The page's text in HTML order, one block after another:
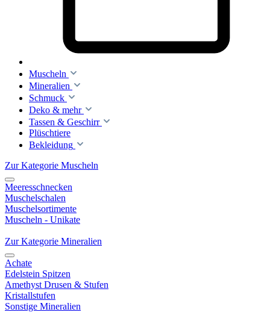
Muscheln
Mineralien
Schmuck
Deko & mehr
Tassen & Geschirr
Plüschtiere
Bekleidung
Zur Kategorie Muscheln
Meeresschnecken
Muschelschalen
Muschelsortimente
Muscheln - Unikate
Zur Kategorie Mineralien
Achate
Edelstein Spitzen
Amethyst Drusen & Stufen
Kristallstufen
Sonstige Mineralien